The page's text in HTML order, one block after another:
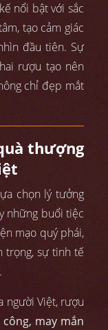
nổi bật với sắc
tạo cảm giác
đầu tiên. Sự
rượu tạo nên
chỉ đẹp mắt
thượng
chọn lý tưởng
những buổi tiệc
mạo quý phái,
trọng, sự tinh tế
người Việt, rượu
may mắn